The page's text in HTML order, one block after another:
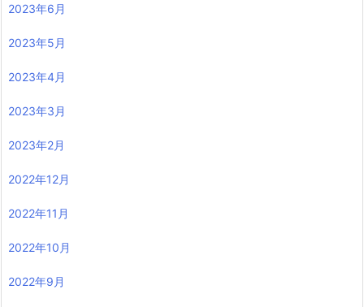
2023年6月
2023年5月
2023年4月
2023年3月
2023年2月
2022年12月
2022年11月
2022年10月
2022年9月